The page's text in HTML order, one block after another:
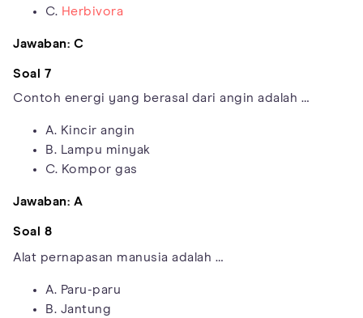
C. Herbivora
Jawaban: C
Soal 7
Contoh energi yang berasal dari angin adalah …
A. Kincir angin
B. Lampu minyak
C. Kompor gas
Jawaban: A
Soal 8
Alat pernapasan manusia adalah …
A. Paru-paru
B. Jantung